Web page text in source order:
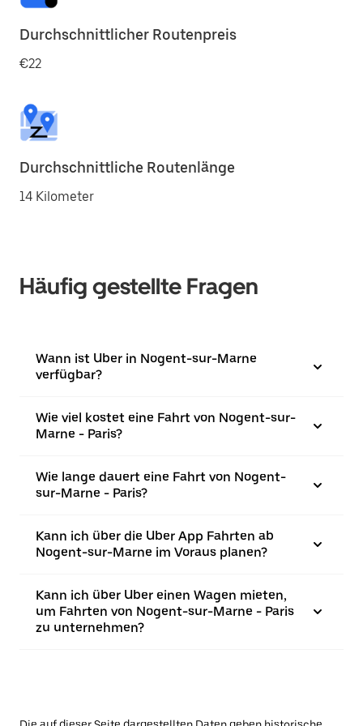
Durchschnittlicher Routenpreis
€22
Durchschnittliche Routenlänge
14 Kilometer
Häufig gestellte Fragen
Wann ist Uber in Nogent-sur-Marne
verfügbar?
Wie viel kostet eine Fahrt von Nogent-sur-
Marne - Paris?
Wie lange dauert eine Fahrt von Nogent-
sur-Marne - Paris?
Kann ich über die Uber App Fahrten ab
Nogent-sur-Marne im Voraus planen?
Kann ich über Uber einen Wagen mieten,
um Fahrten von Nogent-sur-Marne - Paris
zu unternehmen?